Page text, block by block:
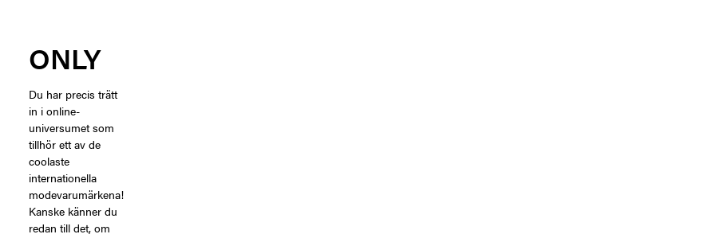
ONLY
Du har precis trätt
in i online-
universumet som
tillhör ett av de
coolaste
internationella
modevarumärkena!
Kanske känner du
redan till det, om